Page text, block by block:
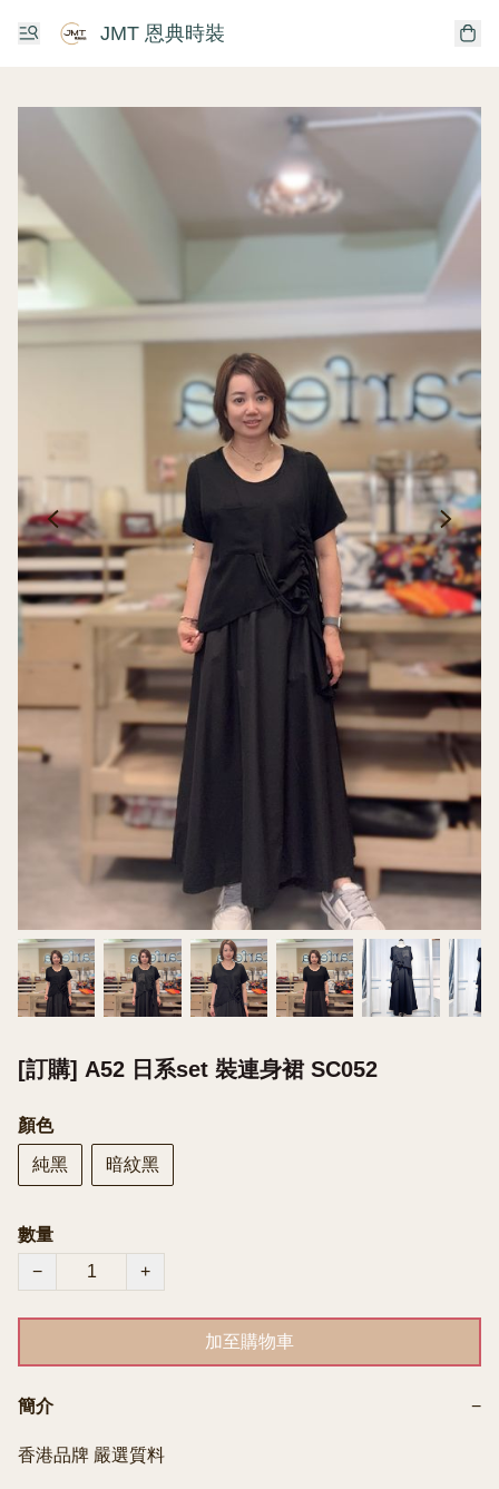
JMT 恩典時裝
[訂購] A52 日系set 裝連身裙 SC052
顏色
純黑 暗紋黑
數量
−
+
加至購物車
簡介 −
香港品牌 嚴選質料